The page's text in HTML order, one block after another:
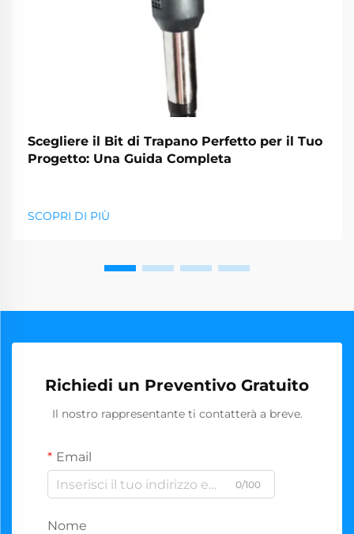
Scegliere il Bit di Trapano Perfetto per il Tuo
Progetto: Una Guida Completa
SCOPRI DI PIÙ
Richiedi un Preventivo Gratuito
Il nostro rappresentante ti contatterà a breve.
Email
0/100
Nome